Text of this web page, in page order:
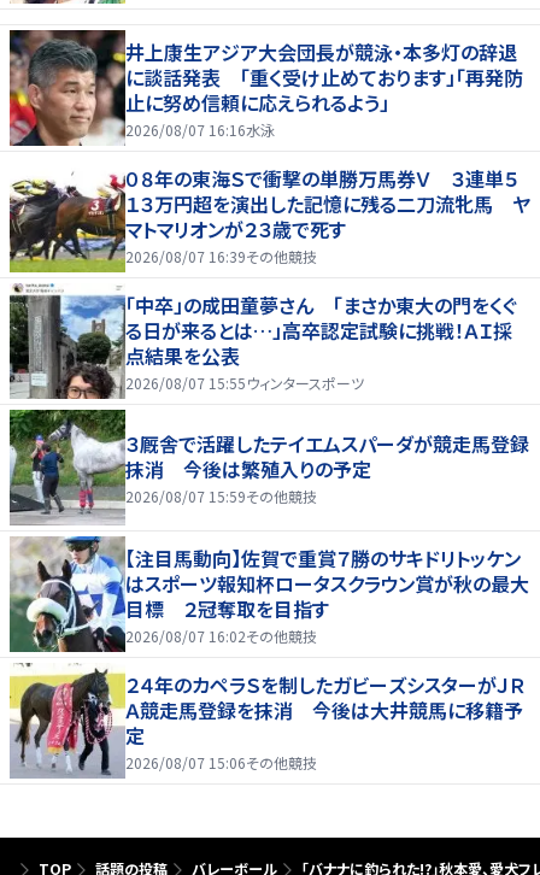
井上康生アジア大会団長が競泳・本多灯の辞退
に談話発表 「重く受け止めております」「再発防
止に努め信頼に応えられるよう」
2026/08/07 16:16水泳
０８年の東海Ｓで衝撃の単勝万馬券Ｖ ３連単５
１３万円超を演出した記憶に残る二刀流牝馬 ヤ
マトマリオンが２３歳で死す
2026/08/07 16:39その他競技
「中卒」の成田童夢さん 「まさか東大の門をくぐ
る日が来るとは…」高卒認定試験に挑戦！ＡＩ採
点結果を公表
2026/08/07 15:55ウィンタースポーツ
３厩舎で活躍したテイエムスパーダが競走馬登録
抹消 今後は繁殖入りの予定
2026/08/07 15:59その他競技
【注目馬動向】佐賀で重賞７勝のサキドリトッケン
はスポーツ報知杯ロータスクラウン賞が秋の最大
目標 ２冠奪取を目指す
2026/08/07 16:02その他競技
２４年のカペラＳを制したガビーズシスターがＪＲ
Ａ競走馬登録を抹消 今後は大井競馬に移籍予
定
2026/08/07 15:06その他競技
TOP 話題の投稿 バレーボール 「バナナに釣られた!?」秋本愛、愛犬